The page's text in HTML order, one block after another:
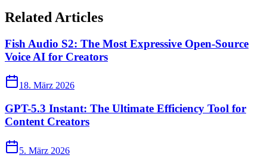
Related Articles
Fish Audio S2: The Most Expressive Open-Source
Voice AI for Creators
18. März 2026
GPT-5.3 Instant: The Ultimate Efficiency Tool for
Content Creators
5. März 2026